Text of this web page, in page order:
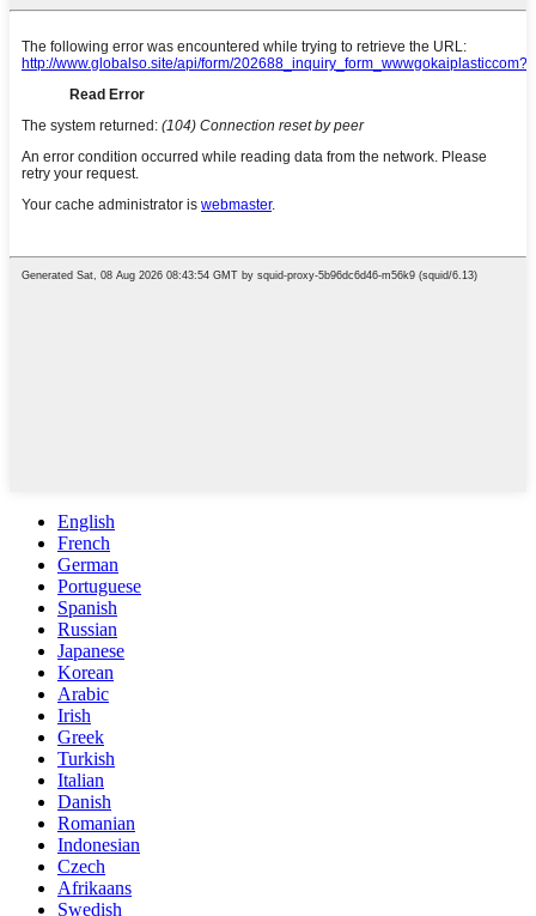
English
French
German
Portuguese
Spanish
Russian
Japanese
Korean
Arabic
Irish
Greek
Turkish
Italian
Danish
Romanian
Indonesian
Czech
Afrikaans
Swedish